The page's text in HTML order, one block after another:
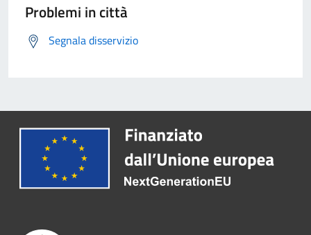
Problemi in città
Segnala disservizio